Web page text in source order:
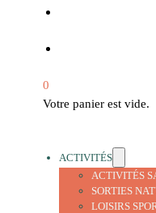
0
Votre panier est vide.
ACTIVITÉS
ACTIVITÉS
SORTIES
LOISIRS